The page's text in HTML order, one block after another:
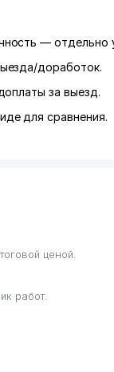
— отдельно
доработок.
за выезд.
для сравнения.
ценой.
работ.